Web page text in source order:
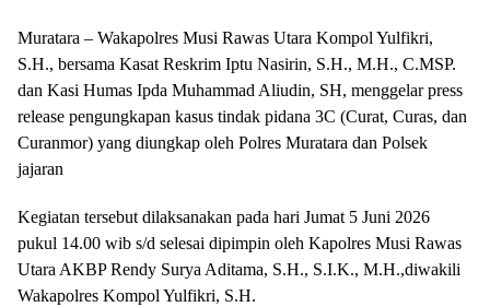
Muratara – Wakapolres Musi Rawas Utara Kompol Yulfikri,
S.H., bersama Kasat Reskrim Iptu Nasirin, S.H., M.H., C.MSP.
dan Kasi Humas Ipda Muhammad Aliudin, SH, menggelar press
release pengungkapan kasus tindak pidana 3C (Curat, Curas, dan
Curanmor) yang diungkap oleh Polres Muratara dan Polsek
jajaran
Kegiatan tersebut dilaksanakan pada hari Jumat 5 Juni 2026
pukul 14.00 wib s/d selesai dipimpin oleh Kapolres Musi Rawas
Utara AKBP Rendy Surya Aditama, S.H., S.I.K., M.H.,diwakili
Wakapolres Kompol Yulfikri, S.H.